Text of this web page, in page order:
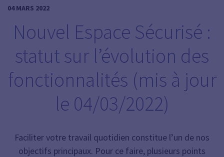
04 MARS 2022
Nouvel Espace Sécurisé :
statut sur l’évolution des
fonctionnalités (mis à jour
le 04/03/2022)
Faciliter votre travail quotidien constitue l’un de nos
objectifs principaux. Pour ce faire, plusieurs points